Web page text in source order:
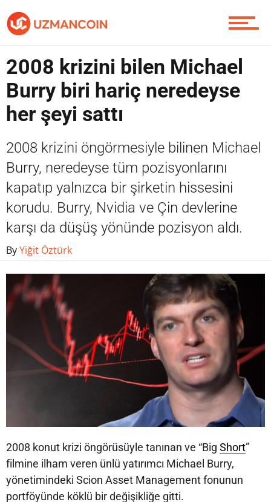
Piyasa
Soru Sor
Contact / İletişim
2008 krizini bilen Michael
Burry biri hariç neredeyse
her şeyi sattı
2008 krizini öngörmesiyle bilinen Michael
Burry, neredeyse tüm pozisyonlarını
kapatıp yalnızca bir şirketin hissesini
korudu. Burry, Nvidia ve Çin devlerine
karşı da düşüş yönünde pozisyon aldı.
ByYiğit Öztürk
2008 konut krizi öngörüsüyle tanınan ve “Big Short”
filmine ilham veren ünlü yatırımcı Michael Burry,
yönetimindeki Scion Asset Management fonunun
portföyünde köklü bir değişikliğe gitti.